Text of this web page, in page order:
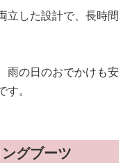
立した設計で、長時間
雨の日のおでかけも安
。
グブーツ